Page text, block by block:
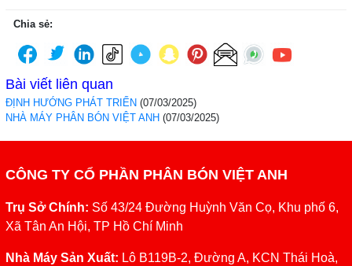
Chia sẻ:
Bài viết liên quan
ĐỊNH HƯỚNG PHÁT TRIỂN (07/03/2025)
NHÀ MÁY PHÂN BÓN VIỆT ANH (07/03/2025)
CÔNG TY CỔ PHẦN PHÂN BÓN VIỆT ANH
Trụ Sở Chính: Số 43/24 Đường Huỳnh Văn Cọ, Khu phố 6,
Xã Tân An Hội, TP Hồ Chí Minh
Nhà Máy Sản Xuất: Lô B119B-2, Đường A, KCN Thái Hoà,